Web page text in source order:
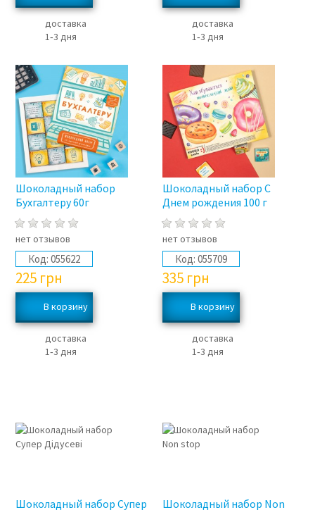
доставка
1‑3 дня
доставка
1‑3 дня
Шоколадный набор
Бухгалтеру 60г
нет отзывов
Код: 055622
225 грн
доставка
1‑3 дня
Шоколадный набор С
Днем рождения 100 г
нет отзывов
Код: 055709
335 грн
доставка
1‑3 дня
Шоколадный набор Супер
Шоколадный набор Non